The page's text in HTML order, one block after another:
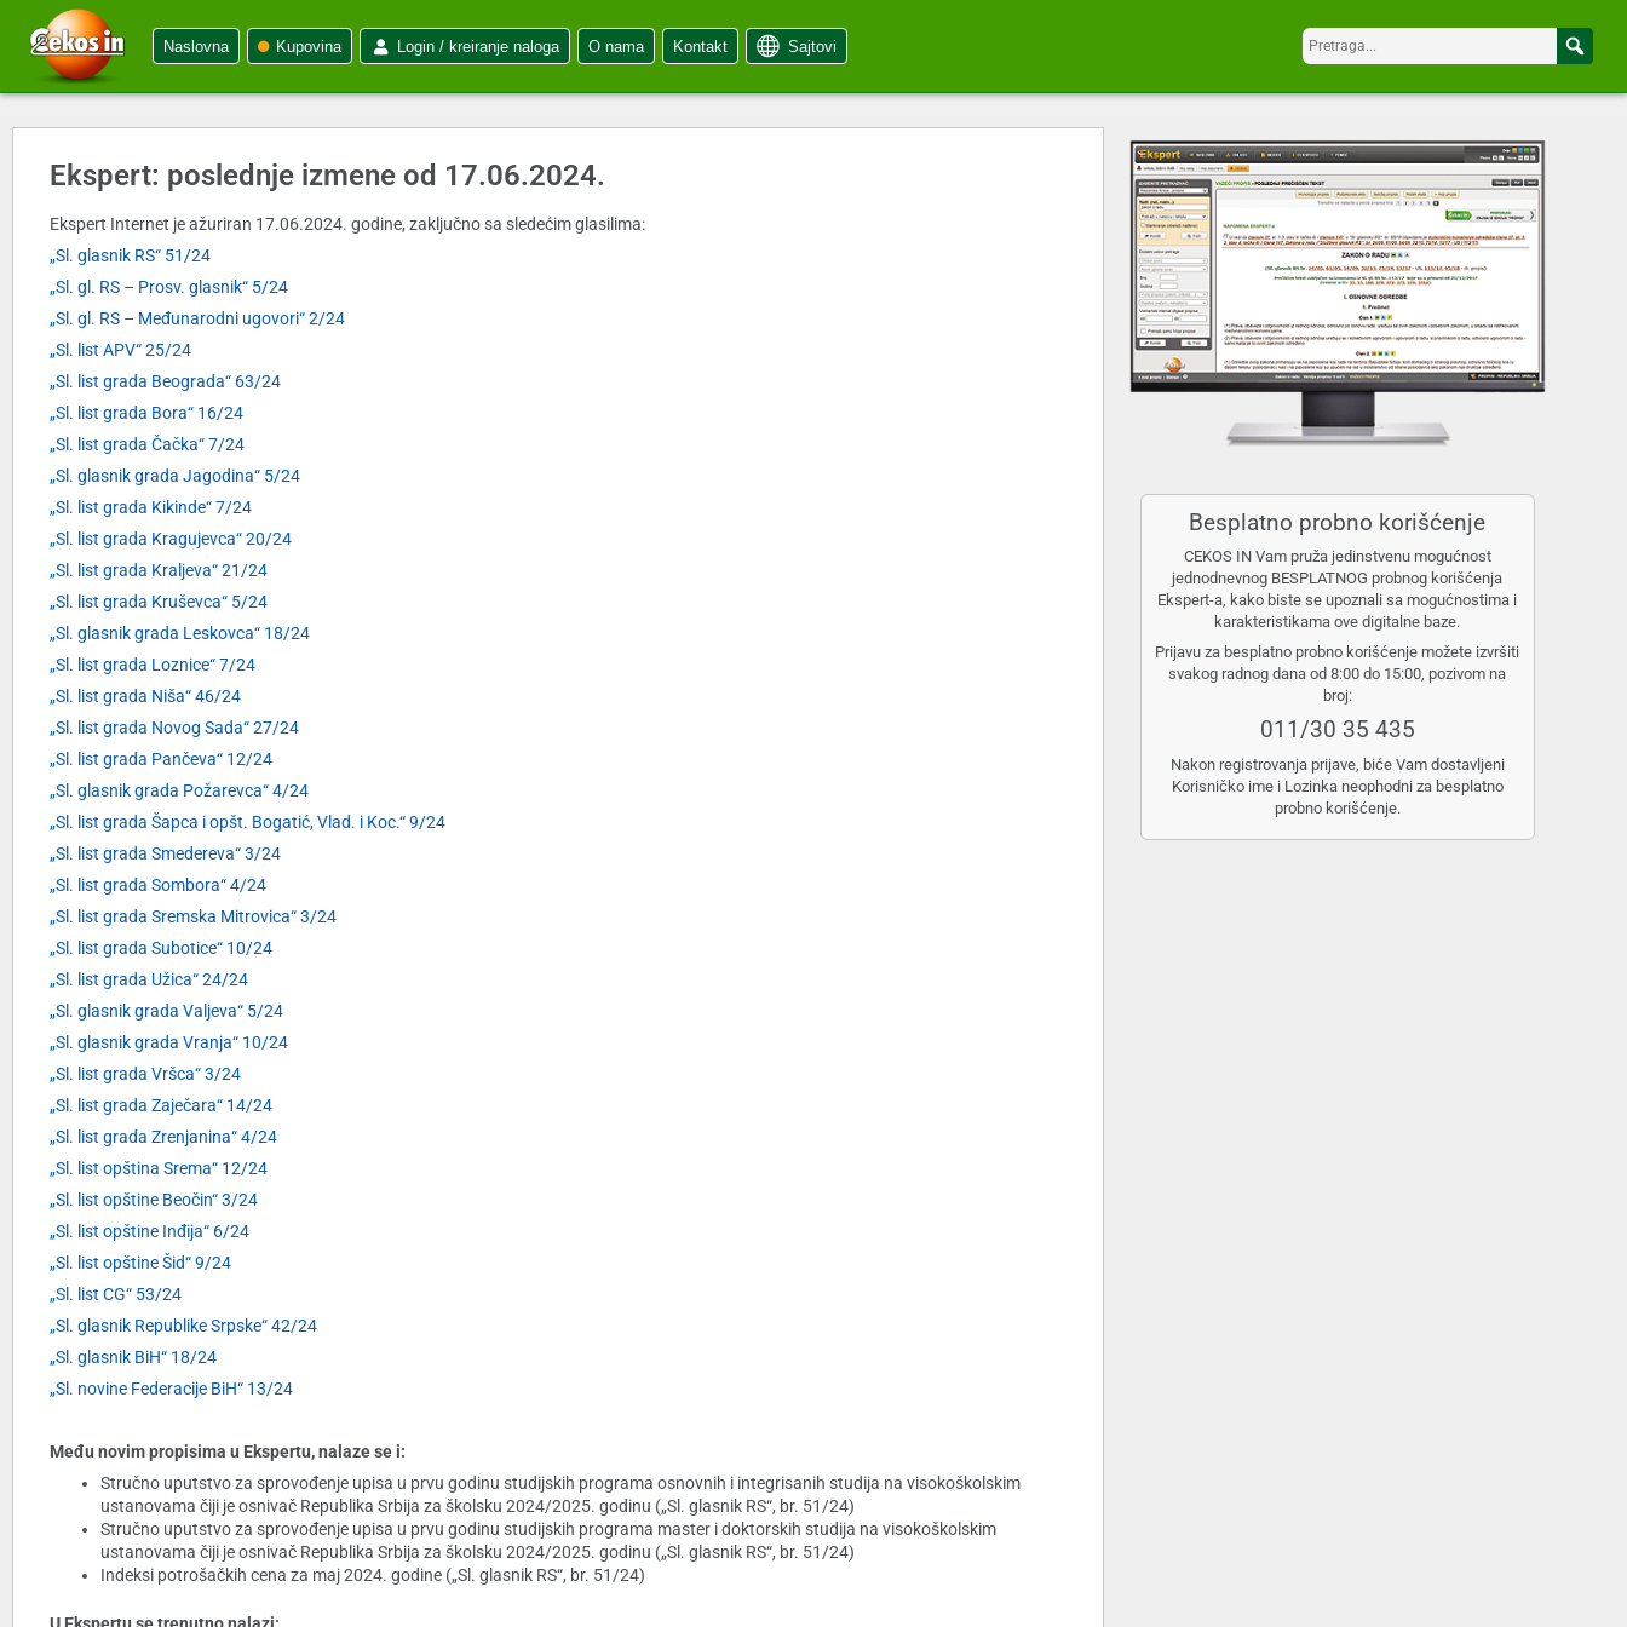
Naslovna Kupovina Login / kreiranje naloga O nama Kontakt Sajtovi
Ekspert: poslednje izmene od 17.06.2024.
Ekspert Internet je ažuriran 17.06.2024. godine, zaključno sa sledećim glasilima:
„Sl. glasnik RS“ 51/24
„Sl. gl. RS – Prosv. glasnik“ 5/24
„Sl. gl. RS – Međunarodni ugovori“ 2/24
„Sl. list APV“ 25/24
„Sl. list grada Beograda“ 63/24
„Sl. list grada Bora“ 16/24
„Sl. list grada Čačka“ 7/24
„Sl. glasnik grada Jagodina“ 5/24
„Sl. list grada Kikinde“ 7/24
„Sl. list grada Kragujevca“ 20/24
„Sl. list grada Kraljeva“ 21/24
„Sl. list grada Kruševca“ 5/24
„Sl. glasnik grada Leskovca“ 18/24
„Sl. list grada Loznice“ 7/24
„Sl. list grada Niša“ 46/24
„Sl. list grada Novog Sada“ 27/24
„Sl. list grada Pančeva“ 12/24
„Sl. glasnik grada Požarevca“ 4/24
„Sl. list grada Šapca i opšt. Bogatić, Vlad. i Koc.“ 9/24
„Sl. list grada Smedereva“ 3/24
„Sl. list grada Sombora“ 4/24
„Sl. list grada Sremska Mitrovica“ 3/24
„Sl. list grada Subotice“ 10/24
„Sl. list grada Užica“ 24/24
„Sl. glasnik grada Valjeva“ 5/24
„Sl. glasnik grada Vranja“ 10/24
„Sl. list grada Vršca“ 3/24
„Sl. list grada Zaječara“ 14/24
„Sl. list grada Zrenjanina“ 4/24
„Sl. list opština Srema“ 12/24
„Sl. list opštine Beočin“ 3/24
„Sl. list opštine Inđija“ 6/24
„Sl. list opštine Šid“ 9/24
„Sl. list CG“ 53/24
„Sl. glasnik Republike Srpske“ 42/24
„Sl. glasnik BiH“ 18/24
„Sl. novine Federacije BiH“ 13/24
Među novim propisima u Ekspertu, nalaze se i:
Stručno uputstvo za sprovođenje upisa u prvu godinu studijskih programa osnovnih i integrisanih studija na visokoškolskim
ustanovama čiji je osnivač Republika Srbija za školsku 2024/2025. godinu („Sl. glasnik RS“, br. 51/24)
Stručno uputstvo za sprovođenje upisa u prvu godinu studijskih programa master i doktorskih studija na visokoškolskim
ustanovama čiji je osnivač Republika Srbija za školsku 2024/2025. godinu („Sl. glasnik RS“, br. 51/24)
Indeksi potrošačkih cena za maj 2024. godine („Sl. glasnik RS“, br. 51/24)
Besplatno probno korišćenje
CEKOS IN Vam pruža jedinstvenu mogućnost
jednodnevnog BESPLATNOG probnog korišćenja
Ekspert-a, kako biste se upoznali sa mogućnostima i
karakteristikama ove digitalne baze.
Prijavu za besplatno probno korišćenje možete izvršiti
svakog radnog dana od 8:00 do 15:00, pozivom na
broj:
011/30 35 435
Nakon registrovanja prijave, biće Vam dostavljeni
Korisničko ime i Lozinka neophodni za besplatno
probno korišćenje.